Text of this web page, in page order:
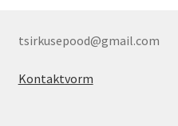
tsirkusepood@gmail.com
Kontaktvorm